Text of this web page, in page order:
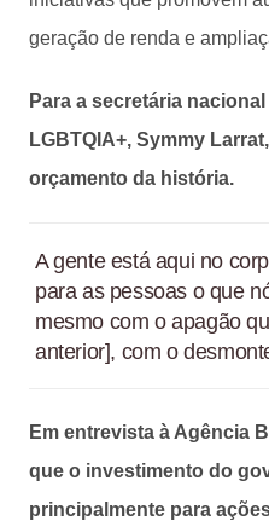
geração de renda e
Para a secretária
LGBTQIA+, Symmy
orçamento da história.
A gente está aqui no
para as pessoas o que
mesmo com o apagão
anterior], com o
Em entrevista à Agência
que o investimento do
principalmente para